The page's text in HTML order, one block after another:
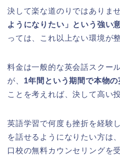
決して楽な道のりではありませ
ようになりたい」という強い
っては、これ以上ない環境が
料金は一般的な英会話スクー
が、 1年間という期間で本物
ことを考えれば、決して高い
英語学習で何度も挫折を経験
を話せるようになりたい方は
口校の無料カウンセリングを